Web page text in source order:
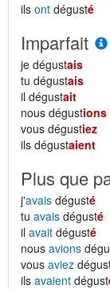
ils ont dégusté
Imparfait
je dégustais
tu dégustais
il dégustait
nous dégustions
vous dégustiez
ils dégustaient
Plus que
j'avais dégusté
tu avais dégusté
il avait dégusté
nous avions
vous aviez
ils avaient dégust